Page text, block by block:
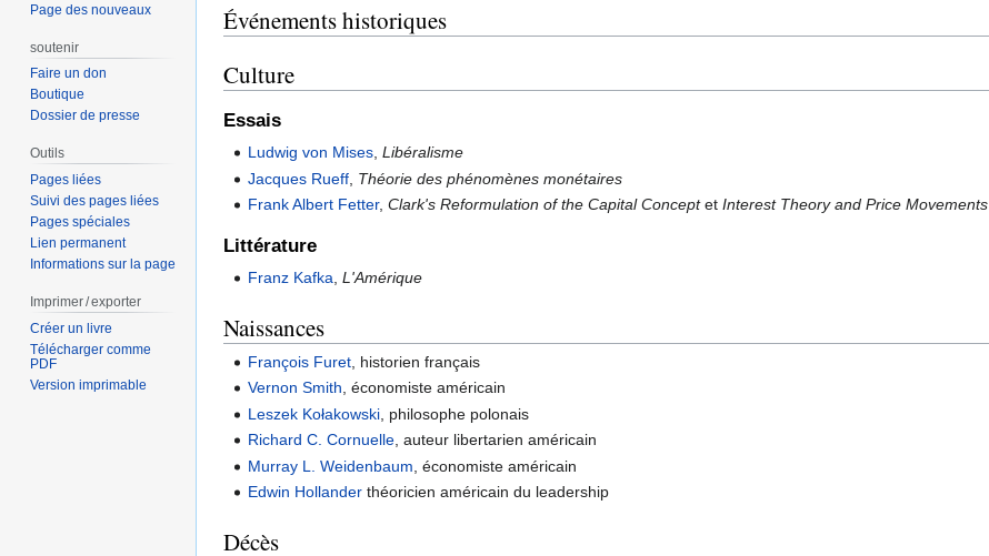
Événements historiques
Culture
Essais
Ludwig von Mises,Libéralisme
Jacques Rueff Théorie des phénomènes monétaires
Frank Albert Fetter,Clark's Reformulation of the Capital ConceptetInterest Theory and Price Movements
Littérature
Franz Kafka ,L'Amérique
Naissances
François Furet , historien français
Vernon Smith, économiste américain
Leszek Kołakowski , philosophe polonais
Richard C. Cornuelle , auteur libertarien américain
Murray L. Weidenbaum , économiste américain
Edwin Hollander théoricien américain du leadership
Décès
Page des nouveaux
soutenir
Faire un don
Boutique
Dossier de presse
Outils
Pages liées
Suivi des pages liées
Pages spéciales
Lien permanent
Informations sur la page
Imprimer / exporter
Créer un livre
Télécharger comme
PDF
Version imprimable